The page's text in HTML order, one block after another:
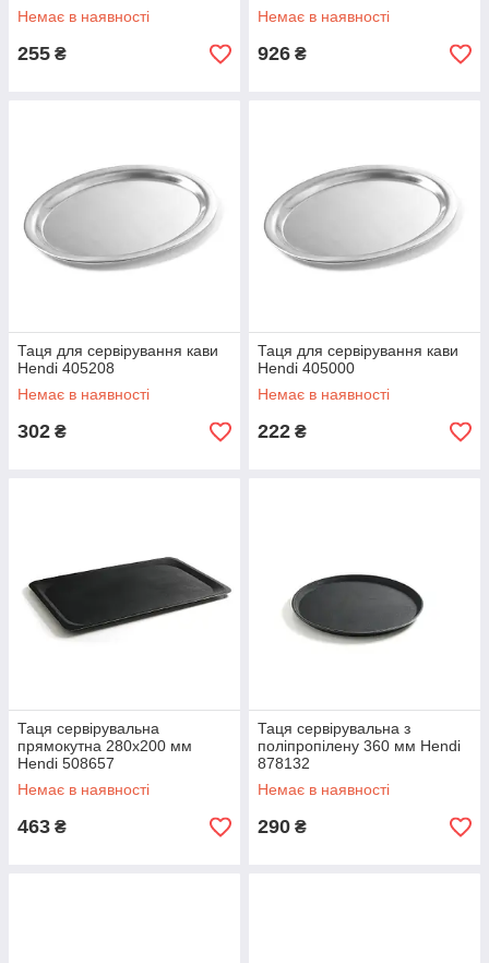
Немає в наявності
255 ₴
Немає в наявності
926 ₴
Таця для сервірування кави
Hendi 405208
Немає в наявності
302 ₴
Таця для сервірування кави
Hendi 405000
Немає в наявності
222 ₴
Таця сервірувальна
прямокутна 280x200 мм
Hendi 508657
Немає в наявності
463 ₴
Таця сервірувальна з
поліпропілену 360 мм Hendi
878132
Немає в наявності
290 ₴